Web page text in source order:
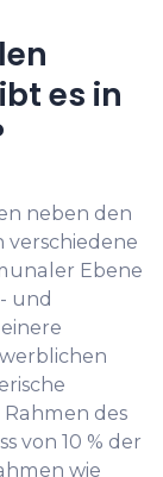
es in
neben den
Ebene
und
des
von 10 % der
wie